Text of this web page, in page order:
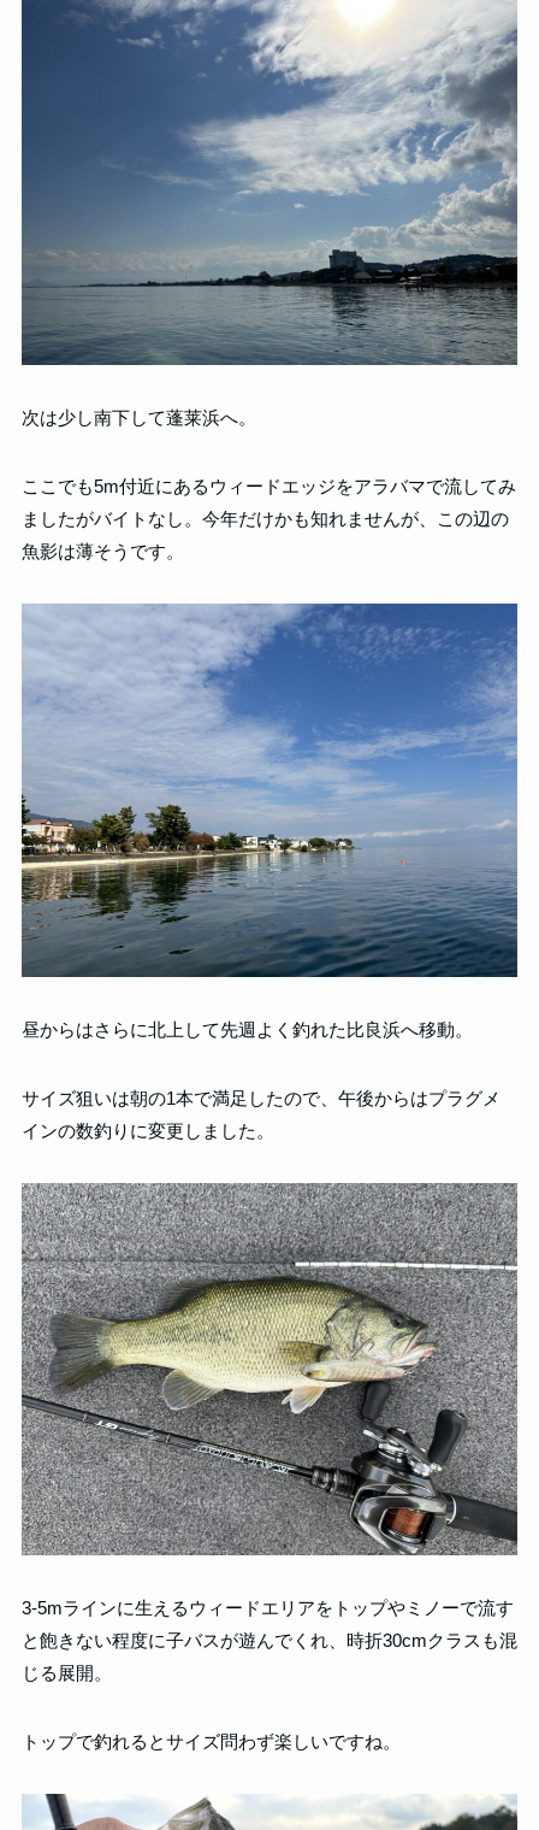
次は少し南下して蓬莱浜へ。
ここでも5m付近にあるウィードエッジをアラバマで流してみ
ましたがバイトなし。今年だけかも知れませんが、この辺の
魚影は薄そうです。
昼からはさらに北上して先週よく釣れた比良浜へ移動。
サイズ狙いは朝の1本で満足したので、午後からはプラグメ
インの数釣りに変更しました。
3-5mラインに生えるウィードエリアをトップやミノーで流す
と飽きない程度に子バスが遊んでくれ、時折30cmクラスも混
じる展開。
トップで釣れるとサイズ問わず楽しいですね。